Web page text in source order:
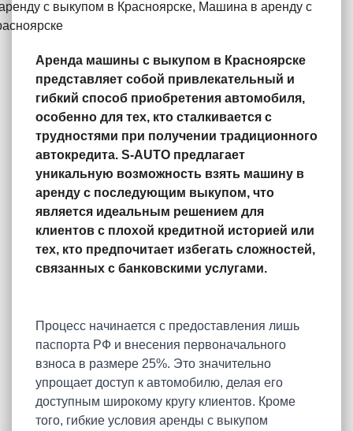
Аренда машины с выкупом в Красноярске
представляет собой привлекательный и
гибкий способ приобретения автомобиля,
особенно для тех, кто сталкивается с
трудностями при получении традиционного
автокредита. S-AUTO предлагает
уникальную возможность взять машину в
аренду с последующим выкупом, что
является идеальным решением для
клиентов с плохой кредитной историей или
тех, кто предпочитает избегать сложностей,
связанных с банковскими услугами.
Процесс начинается с предоставления лишь
паспорта РФ и внесения первоначального
взноса в размере 25%. Это значительно
упрощает доступ к автомобилю, делая его
доступным широкому кругу клиентов. Кроме
того, гибкие условия аренды с выкупом